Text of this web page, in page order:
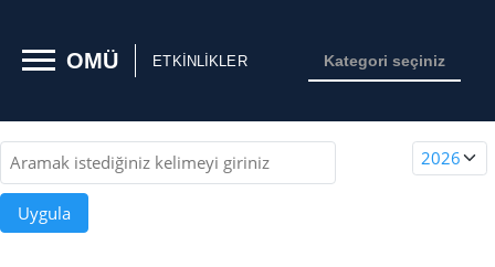
OMÜ ETKİNLİKLER Kategori seçiniz